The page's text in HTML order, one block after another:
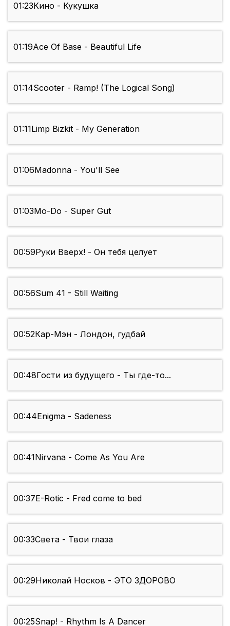
01:23Кино - Кукушка
01:19Ace Of Base - Beautiful Life
01:14Scooter - Ramp! (The Logical Song)
01:11Limp Bizkit - My Generation
01:06Madonna - You'll See
01:03Mo-Do - Super Gut
00:59Руки Вверх! - Он тебя целует
00:56Sum 41 - Still Waiting
00:52Кар-Мэн - Лондон, гудбай
00:48Гости из будущего - Ты где-то...
00:44Enigma - Sadeness
00:41Nirvana - Come As You Are
00:37E-Rotic - Fred come to bed
00:33Света - Твои глаза
00:29Николай Носков - ЭТО ЗДОРОВО
00:25Snap! - Rhythm Is A Dancer